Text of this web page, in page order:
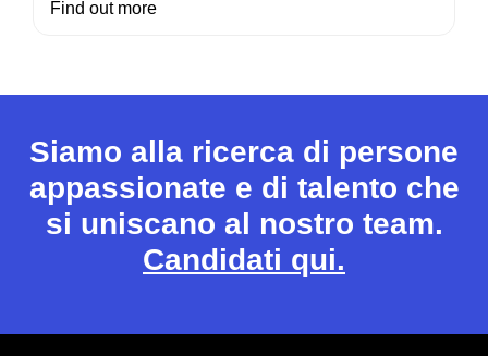
Find out more
Siamo alla ricerca di persone
appassionate e di talento che
si uniscano al nostro team.
Candidati qui.